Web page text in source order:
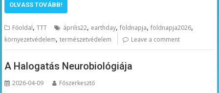
OLVASS TOVÁBB!
Főoldal,TTT április22, earthday,földnapja,földnapja2026,
környezetvédelem,természetvédelem Leave a comment
A Halogatás Neurobiológiája
2026-04-09 Főszerkesztő